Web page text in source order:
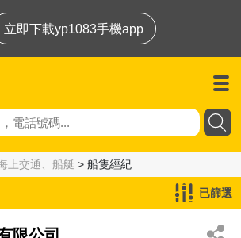
立即下載yp1083手機app
上交通、船艇 > 船隻經紀
已篩選